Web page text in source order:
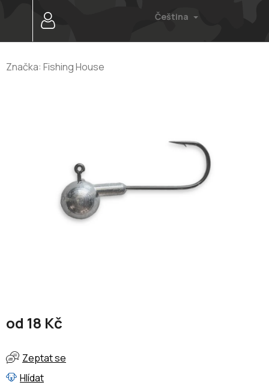
Čeština
Značka: Fishing House
od 18 Kč
cena:
Zeptat se
Hlídat